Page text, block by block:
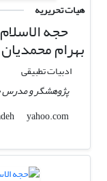
هیات تحریریه
حجه
بهرام محمدیان
ادبیات تطبیقی
پژوهشگر و مدرس
g_hamidzadeh
yahoo.com